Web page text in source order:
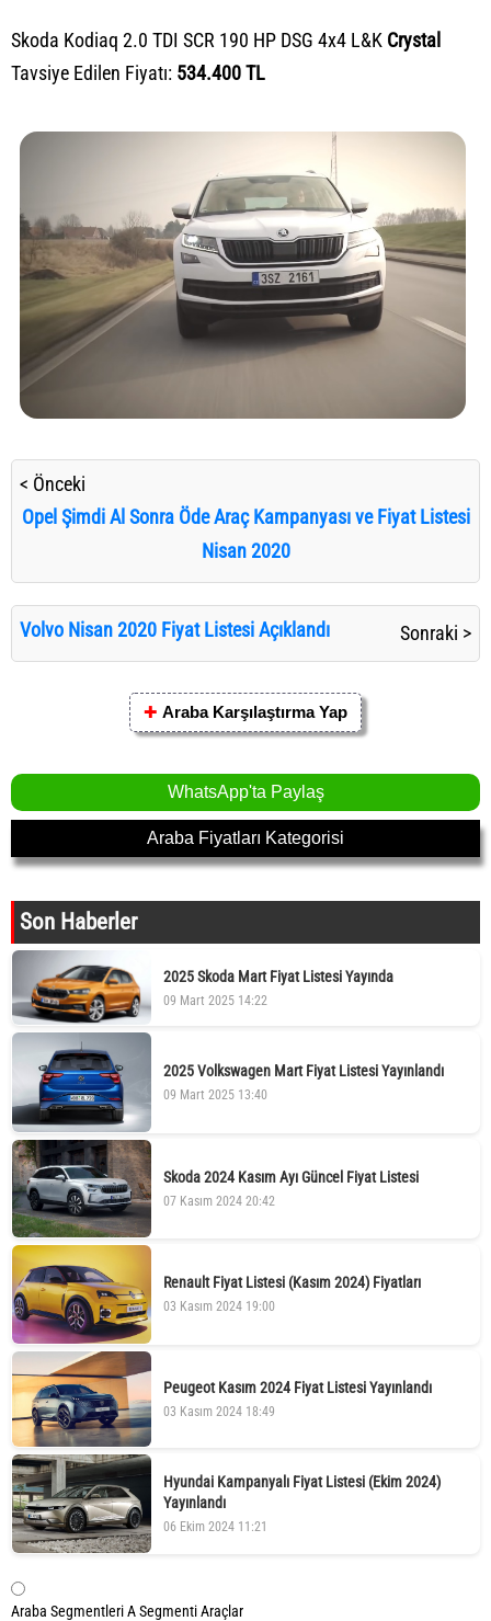
Skoda Kodiaq 2.0 TDI SCR 190 HP DSG 4x4 L&K Crystal
Tavsiye Edilen Fiyatı: 534.400 TL
< Önceki
Opel Şimdi Al Sonra Öde Araç Kampanyası ve Fiyat Listesi
Nisan 2020
Volvo Nisan 2020 Fiyat Listesi Açıklandı Sonraki >
✚ Araba Karşılaştırma Yap
WhatsApp'ta Paylaş
Araba Fiyatları Kategorisi
Son Haberler
2025 Skoda Mart Fiyat Listesi Yayında
09 Mart 2025 14:22
2025 Volkswagen Mart Fiyat Listesi Yayınlandı
09 Mart 2025 13:40
Skoda 2024 Kasım Ayı Güncel Fiyat Listesi
07 Kasım 2024 20:42
Renault Fiyat Listesi (Kasım 2024) Fiyatları
03 Kasım 2024 19:00
Peugeot Kasım 2024 Fiyat Listesi Yayınlandı
03 Kasım 2024 18:49
Hyundai Kampanyalı Fiyat Listesi (Ekim 2024)
Yayınlandı
06 Ekim 2024 11:21
Araba SegmentleriA Segmenti Araçlar